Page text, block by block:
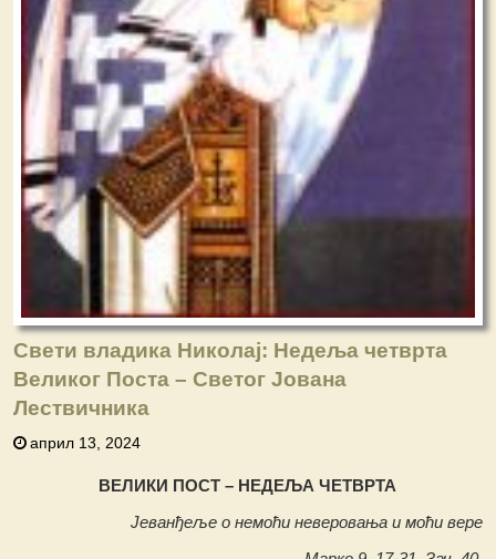
Свети владика Николај: Недеља четврта
Великог Поста – Свeтог Јована
Лествичника
април 13, 2024
ВЕЛИКИ ПОСТ – НЕДЕЉА ЧЕТВРТА
Јеванђеље о немоћи неверовања и моћи вере